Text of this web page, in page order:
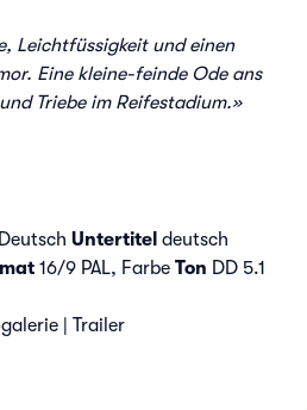
Leichtfüssigkeit und einen
Eine kleine-feinde Ode ans
Triebe im Reifestadium.»
Untertitel deutsch
16/9 PAL, Farbe Ton DD 5.1
| Trailer